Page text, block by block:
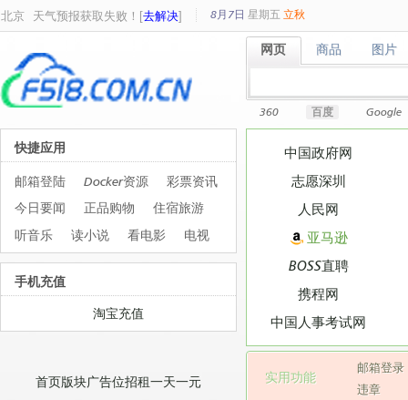
北京 天气预报获取失败！[去解决] 8月7日 星期五 立秋
网页
网页 商品
商品 图片
图片
360 百度 Google
中国政府网
志愿深圳
人民网
亚马逊
BOSS直聘
携程网
中国人事考试网
实用功能
邮箱登录
违章
快捷应用
邮箱登陆 Docker资源
彩票资讯
今日要闻
正品购物
住宿旅游
听音乐
读小说 看电影 电视
手机充值
淘宝充值
首页版块广告位招租一天一元